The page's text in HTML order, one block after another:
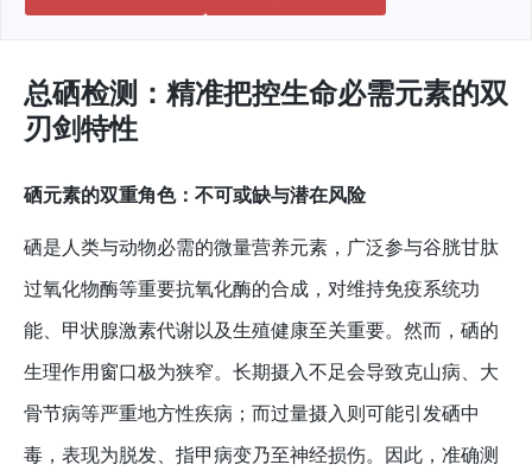
总硒检测：精准把控生命必需元素的双
刃剑特性
硒元素的双重角色：不可或缺与潜在风险
硒是人类与动物必需的微量营养元素，广泛参与谷胱甘肽
过氧化物酶等重要抗氧化酶的合成，对维持免疫系统功
能、甲状腺激素代谢以及生殖健康至关重要。然而，硒的
生理作用窗口极为狭窄。长期摄入不足会导致克山病、大
骨节病等严重地方性疾病；而过量摄入则可能引发硒中
毒，表现为脱发、指甲病变乃至神经损伤。因此，准确测